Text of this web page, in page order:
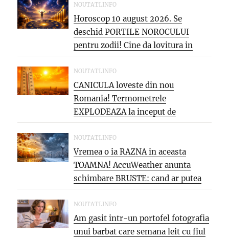
NOUTATI.INFO
Horoscop 10 august 2026. Se
deschid PORTILE NOROCULUI
pentru zodii! Cine da lovitura in
cariera...
NOUTATI.INFO
CANICULA loveste din nou
Romania! Termometrele
EXPLODEAZA la inceput de
saptamana: aproape 40°C si
PARJOL...
NOUTATI.INFO
Vremea o ia RAZNA in aceasta
TOAMNA! AccuWeather anunta
schimbare BRUSTE: cand ar putea
veni...
NOUTATI.INFO
Am gasit intr-un portofel fotografia
unui barbat care semana leit cu fiul